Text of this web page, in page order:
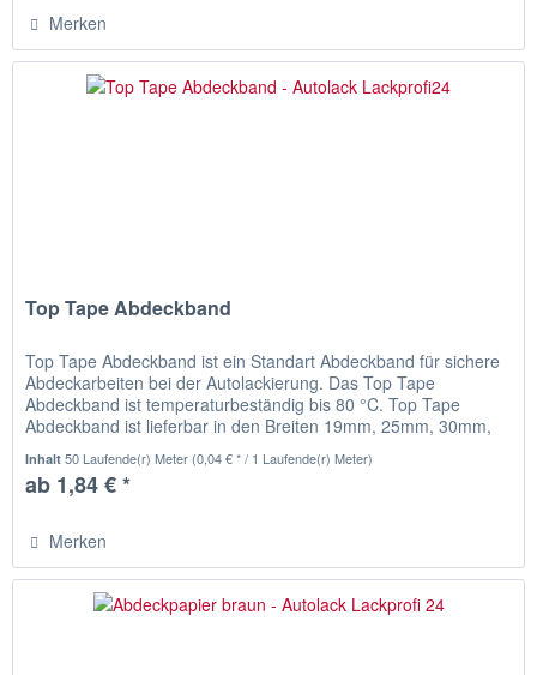
Merken
Top Tape Abdeckband
Top Tape Abdeckband ist ein Standart Abdeckband für sichere
Abdeckarbeiten bei der Autolackierung. Das Top Tape
Abdeckband ist temperaturbeständig bis 80 °C. Top Tape
Abdeckband ist lieferbar in den Breiten 19mm, 25mm, 30mm,
Inhalt50 Laufende(r) Meter (0,04 € * / 1 Laufende(r) Meter)
ab 1,84 € *
Merken